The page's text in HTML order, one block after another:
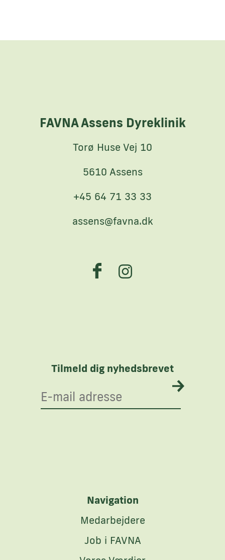
FAVNA Assens Dyreklinik
Torø Huse Vej 10
5610 Assens
+45 64 71 33 33
assens@favna.dk
Tilmeld dig nyhedsbrevet
Navigation
Medarbejdere
Job i FAVNA